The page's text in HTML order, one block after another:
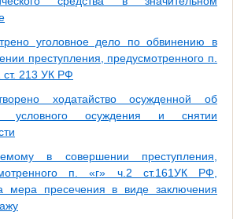
уголовное дело по обвинению в
преступления, предусмотренного п.
ст. 213 УК РФ
ходатайство осужденной об
условного осуждения и снятии
в совершении преступления,
п. «г» ч.2 ст.161УК РФ,
мера пресечения в виде заключения